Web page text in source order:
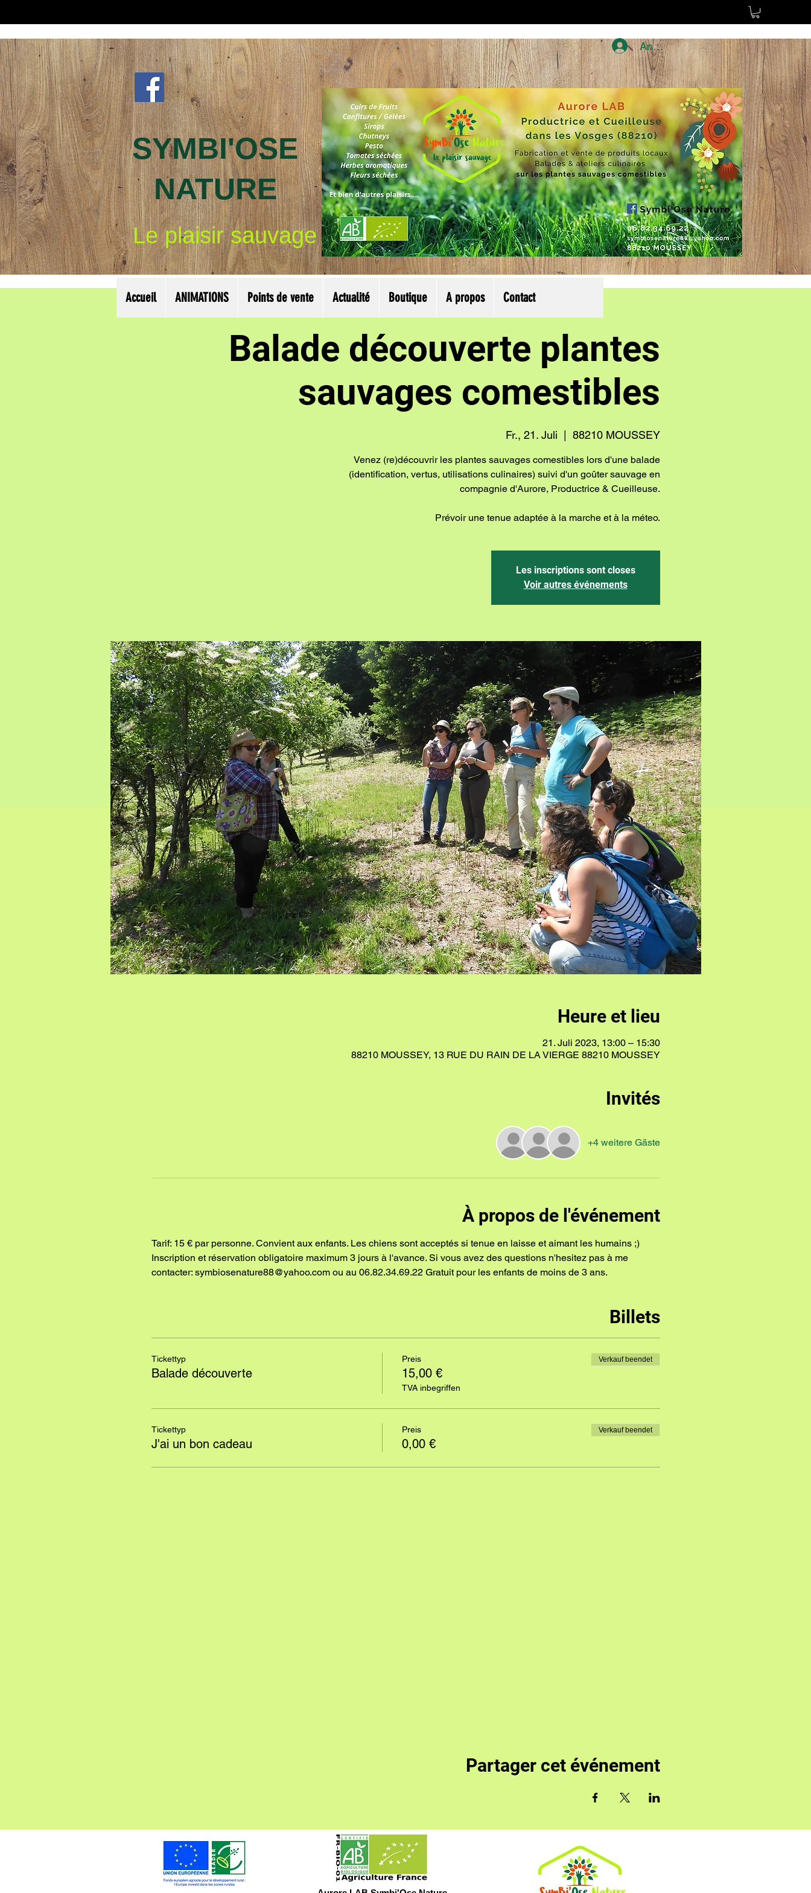
SYMBI'OSE
NATURE
Le plaisir sauvage
Anmelden
Balade découverte plantes
sauvages comestibles
Fr., 21. Juli 88210 MOUSSEY
Venez (re)découvrir les plantes sauvages comestibles lors d'une balade
(identification, vertus, utilisations culinaires) suivi d'un goûter sauvage en
compagnie d'Aurore, Productrice & Cueilleuse.
Prévoir une tenue adaptée à la marche et à la méteo.
Les inscriptions sont closes
Voir autres événements
Heure et lieu
21. Juli 2023, 13:00 – 15:30
88210 MOUSSEY, 13 RUE DU RAIN DE LA VIERGE 88210 MOUSSEY
Invités
+4 weitere Gäste
À propos de l'événement
Tarif: 15 € par personne. Convient aux enfants. Les chiens sont acceptés si tenue en laisse et aimant les humains ;)
Inscription et réservation obligatoire maximum 3 jours à l'avance. Si vous avez des questions n'hesitez pas à me
contacter: symbiosenature88@yahoo.com ou au 06.82.34.69.22 Gratuit pour les enfants de moins de 3 ans.
Billets
Tickettyp
Balade découverte
Preis
15,00 €
TVA inbegriffen
Verkauf beendet
Tickettyp
J'ai un bon cadeau
Preis
0,00 €
Verkauf beendet
Partager cet événement
Accueil ANIMATIONS Points de vente Actualité Boutique A propos Contact